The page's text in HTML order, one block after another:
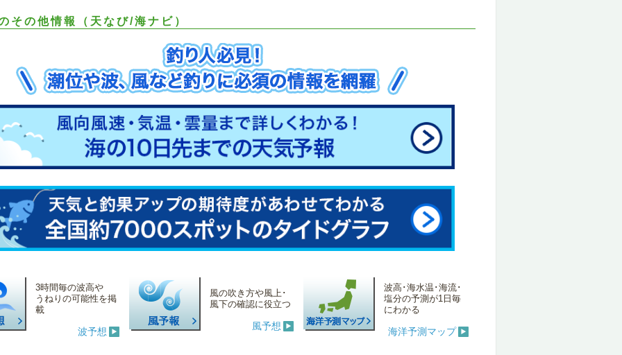
その他情報（天なび/海ナビ）
3時間毎の波高や
うねりの可能性を掲
載
波予想
風の吹き方や風上･
風下の確認に役立つ
風予想
波高･海水温･海流･
塩分の予測が1日毎
にわかる
海洋予測マップ